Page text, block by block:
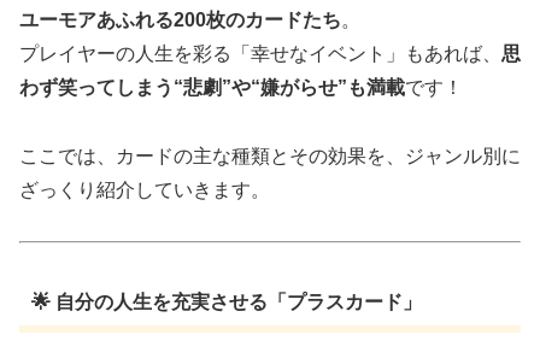
ユーモアあふれる200枚のカードたち。
プレイヤーの人生を彩る「幸せなイベント」もあれば、 思
わず笑ってしまう“悲劇”や“嫌がらせ”も満載です！
ここでは、カードの主な種類とその効果を、ジャンル別に
ざっくり紹介していきます。
🌟 自分の人生を充実させる「プラスカード」